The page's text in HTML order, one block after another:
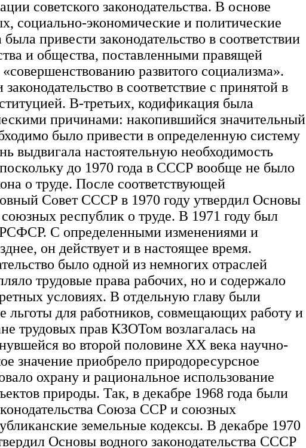
советского законодательства. В основе
социально-экономические и политические
привести законодательство в соответствии
и общества, поставленными правящей
развитого социализма».
в соответствие с принятой в
В-третьих, кодификация была
причинами: накопившийся значительный
было привести в определенную систему
выдвигала настоятельную необходимость
до 1970 года в СССР вообще не было
о труде. После соответствующей
Совет СССР в 1970 году утвердил Основы
республик о труде. В 1971 году был
РСФСР. С определенными изменениями и
он действует и в настоящее время.
было одной из немногих отраслей
трудовые права рабочих, но и содержало
условиях. В отдельную главу были
льготы для работников, совмещающих работу и
трудовых прав КЗОТом возлагалась на
во второй половине XX века научно-
значение приобрело природоресурсное
охрану и рациональное использование
природы. Так, в декабре 1968 года были
Союза ССР и союзных
земельные кодексы. В декабре 1970
Основы водного законодательства СССР